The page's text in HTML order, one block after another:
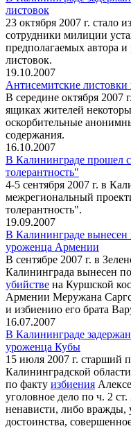
листовок
23 октября 2007 г. стало
сотрудники милиции
предполагаемых автора
листовок.
19.10.2007
Антисемитские
В середине октября 2007
ящиках жителей
оскорбительные
содержания.
16.10.2007
В Калининграде прошел
толерантность"
4-5 сентября 2007 г. в
межрегиональный
толерантность".
19.09.2007
В Калининграде вынесен
уроженца Армении
В сентябре 2007 г. в
Калининграда вынесен
убийстве на Куршской
Армении Меружана
и избиению его брата
16.07.2007
В Калининграде
уроженца Кубы
15 июля 2007 г. старший
Калининградской
по факту избиения
уголовное дело по ч. 2
ненависти, либо вражды,
достоинства,